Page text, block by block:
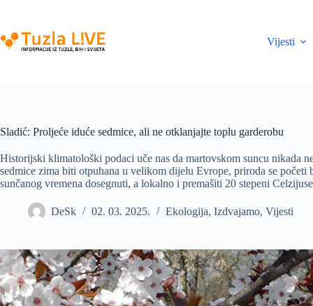
content
Vijesti
Sladić: Proljeće iduće sedmice, ali ne otklanjajte toplu garderobu
Historijski klimatološki podaci uče nas da martovskom suncu nikada
sedmice zima biti otpuhana u velikom dijelu Evrope, priroda se početi
sunčanog vremena dosegnuti, a lokalno i premašiti 20 stepeni
DeSk 02. 03. 2025. Ekologija, Izdvajamo, Vijesti